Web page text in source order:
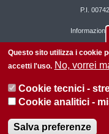
P.I.
Informazioni
Questo sito utilizza i cookie
accetti l'uso. No, vorrei
Cookie tecnici -
Cookie analitici -
Salva preferenze